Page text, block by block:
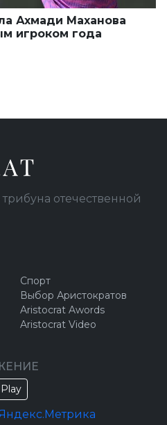
Ахмади Маханова
игроком года
отечественной
Спорт
Выбор Аристократов
Aristocrat Awords
Aristocrat Video